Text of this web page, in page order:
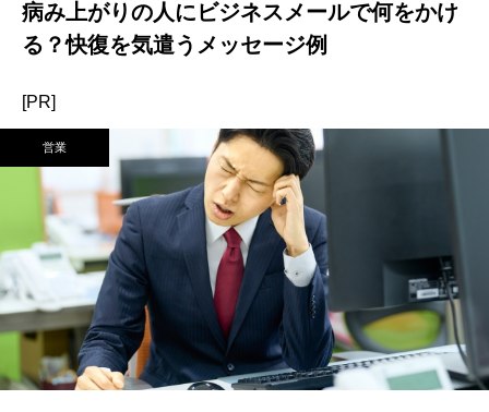
病み上がりの人にビジネスメールで何をかけ
る？快復を気遣うメッセージ例
[PR]
営業